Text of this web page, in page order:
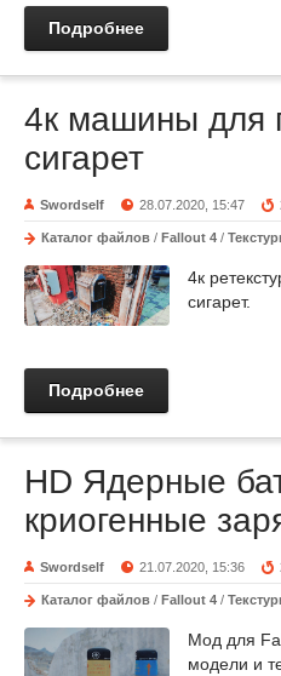
Подробнее
4к машины для
сигарет
Swordself 28.07.2020, 15:47
Каталог файлов / Fallout 4 /
4к
сигарет.
Подробнее
HD Ядерные
криoгенные
Swordself 21.07.2020, 15:36
Каталог файлов / Fallout 4 /
Мод для
модели и